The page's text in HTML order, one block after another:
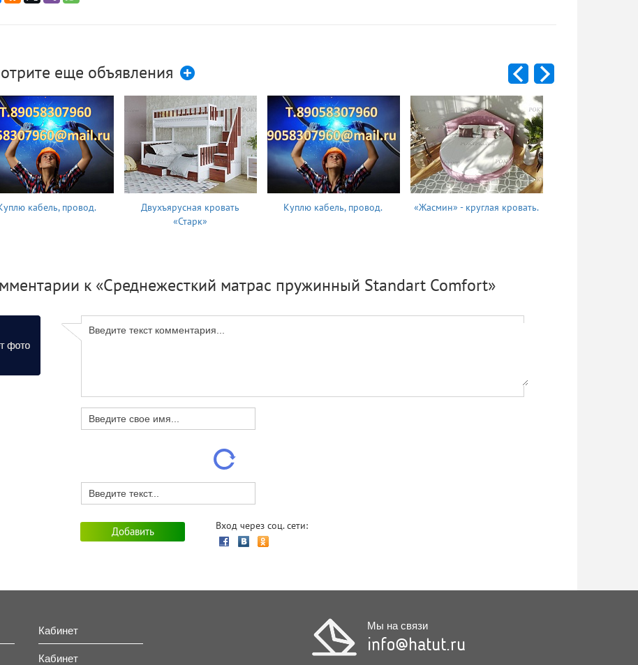
еще объявления
кабель, провод.
Двухъярусная кровать
«Старк»
Куплю кабель, провод. «Жасмин» - круглая кровать.
к «Среднежесткий матрас пружинный Standart Comfort»
Вход через соц. сети:
Кабинет
Кабинет
Мы на связи
info@hatut.ru